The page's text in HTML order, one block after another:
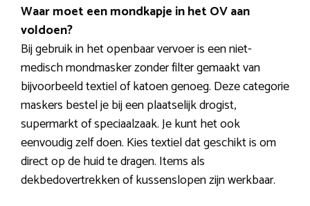
Waar moet een mondkapje in het OV aan
voldoen?
Bij gebruik in het openbaar vervoer is een niet-
medisch mondmasker zonder filter gemaakt van
bijvoorbeeld textiel of katoen genoeg. Deze categorie
maskers bestel je bij een plaatselijk drogist,
supermarkt of speciaalzaak. Je kunt het ook
eenvoudig zelf doen. Kies textiel dat geschikt is om
direct op de huid te dragen. Items als
dekbedovertrekken of kussenslopen zijn werkbaar.